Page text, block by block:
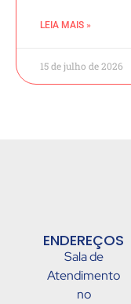
LEIA MAIS »
15 de julho de 2026
ENDEREÇOS
Sala de
Atendimento
no